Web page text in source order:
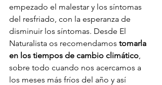
empezado el malestar y los síntomas
del resfriado, con la esperanza de
disminuir los síntomas. Desde El
Naturalista os recomendamos tomarla
en los tiempos de cambio climático
sobre todo cuando nos acercamos a
los meses más fríos del año y así